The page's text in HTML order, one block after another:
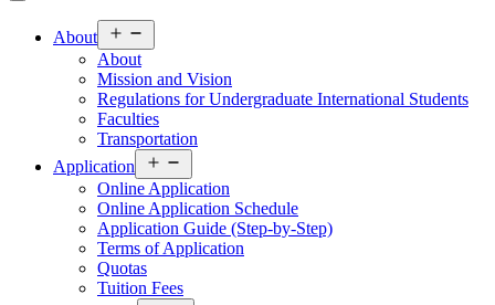
About
menu
About
Mission and Vision
Regulations for Undergraduate International Students
Faculties
Transportation
Application
menu
Online Application
Online Application Schedule
Application Guide (Step-by-Step)
Terms of Application
Quotas
Tuition Fees